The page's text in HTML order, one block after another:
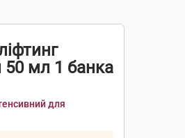
50 мл 1 банка
для